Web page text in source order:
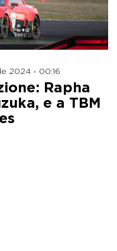
2024 - 00:16
Rapha
e a TBM